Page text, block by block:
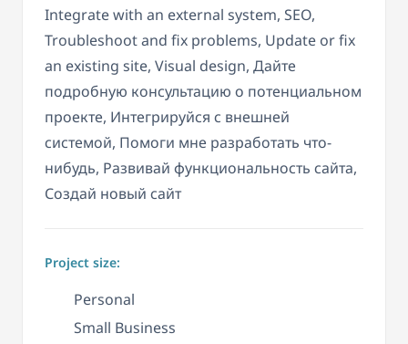
Integrate with an external system, SEO,
Troubleshoot and fix problems, Update or fix
an existing site, Visual design, Дайте
подробную консультацию о потенциальном
проекте, Интегрируйся с внешней
системой, Помоги мне разработать что-
нибудь, Развивай функциональность сайта,
Создай новый сайт
Project size:
Personal
Small Business